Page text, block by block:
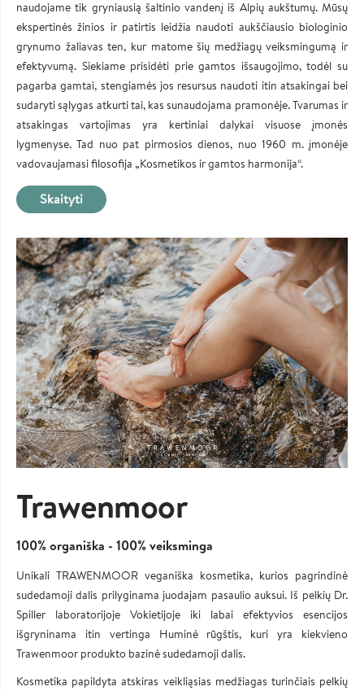
naudojame tik gryniausią šaltinio vandenį iš Alpių aukštumų. Mūsų
ekspertinės žinios ir patirtis leidžia naudoti aukščiausio biologinio
grynumo žaliavas ten, kur matome šių medžiagų veiksmingumą ir
efektyvumą. Siekiame prisidėti prie gamtos išsaugojimo, todėl su
pagarba gamtai, stengiamės jos resursus naudoti itin atsakingai bei
sudaryti sąlygas atkurti tai, kas sunaudojama pramonėje. Tvarumas ir
atsakingas vartojimas yra kertiniai dalykai visuose įmonės
lygmenyse. Tad nuo pat pirmosios dienos, nuo 1960 m. įmonėje
vadovaujamasi filosofija „Kosmetikos ir gamtos harmonija“.
Skaityti
Trawenmoor
100% organiška - 100% veiksminga
Unikali TRAWENMOOR veganiška kosmetika, kurios pagrindinė
sudedamoji dalis prilyginama juodajam pasaulio auksui. Iš pelkių Dr.
Spiller laboratorijoje Vokietijoje iki labai efektyvios esencijos
išgryninama itin vertinga Huminė rūgštis, kuri yra kiekvieno
Trawenmoor produkto bazinė sudedamoji dalis.
Kosmetika papildyta atskiras veikliąsias medžiagas turinčiais pelkių